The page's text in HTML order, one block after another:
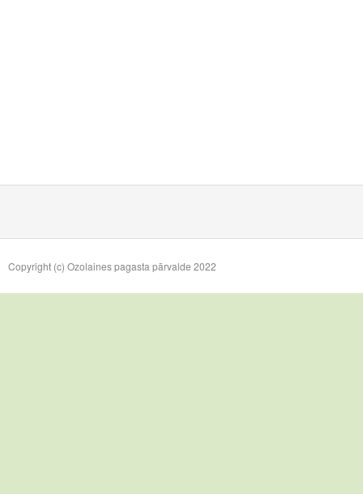
Copyright (c) Ozolaines pagasta pārvalde 2022